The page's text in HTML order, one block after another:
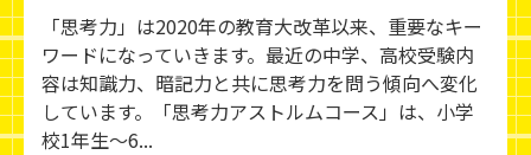
「思考力」は2020年の教育大改革以来、重要なキー
ワードになっていきます。最近の中学、高校受験内
容は知識力、暗記力と共に思考力を問う傾向へ変化
しています。「思考力アストルムコース」は、小学
校1年生～6...